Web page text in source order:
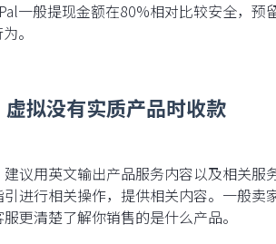
一般提现金额在80%相对比较安全，
。
拟没有实质产品时收款
议用英文输出产品服务内容以及相关服
进行相关操作，提供相关内容。一般
更清楚了解你销售的是什么产品。